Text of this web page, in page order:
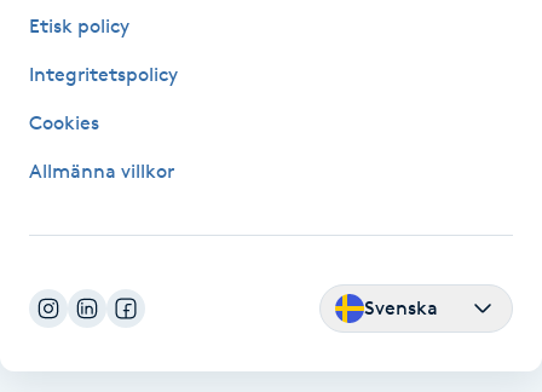
Headspa
Healing
Etisk policy
Integritetspolicy
Cookies
Allmänna villkor
Svenska